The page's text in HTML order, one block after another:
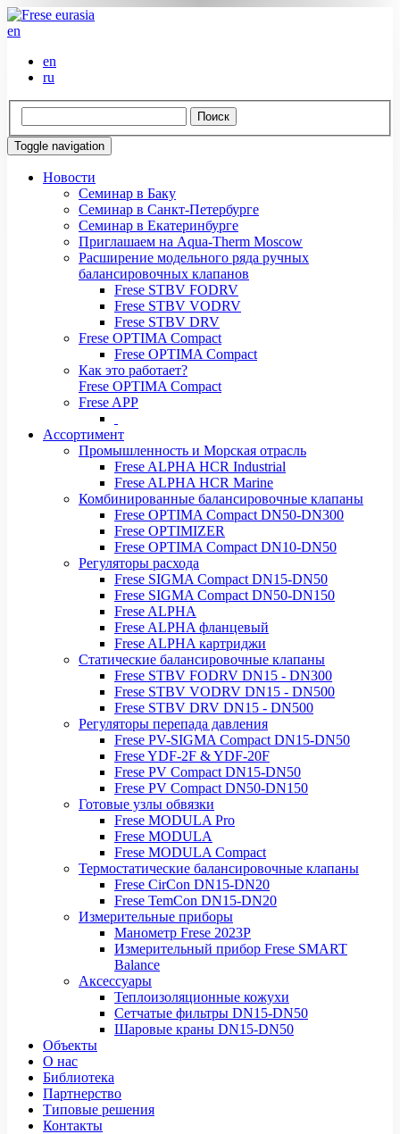
en
en
ru
Toggle navigation
Новости
Семинар в Баку
Семинар в Санкт-Петербурге
Семинар в Екатеринбурге
Приглашаем на Aqua-Therm Moscow
Расширение модельного ряда ручных
балансировочных клапанов
Frese STBV FODRV
Frese STBV VODRV
Frese STBV DRV
Frese OPTIMA Compact
Frese OPTIMA Compact
Как это работает?
Frese OPTIMA Compact
Frese APP
Ассортимент
Промышленность и Морская отрасль
Frese ALPHA HCR Industrial
Frese ALPHA HCR Marine
Комбинированные балансировочные клапаны
Frese OPTIMA Compact DN50-DN300
Frese OPTIMIZER
Frese OPTIMA Compact DN10-DN50
Регуляторы расхода
Frese SIGMA Compact DN15-DN50
Frese SIGMA Compact DN50-DN150
Frese ALPHA
Frese ALPHA фланцевый
Frese ALPHA картриджи
Статические балансировочные клапаны
Frese STBV FODRV DN15 - DN300
Frese STBV VODRV DN15 - DN500
Frese STBV DRV DN15 - DN500
Регуляторы перепада давления
Frese PV-SIGMA Compact DN15-DN50
Frese YDF-2F & YDF-20F
Frese PV Compact DN15-DN50
Frese PV Compact DN50-DN150
Готовые узлы обвязки
Frese MODULA Pro
Frese MODULA
Frese MODULA Compact
Термостатические балансировочные клапаны
Frese CirCon DN15-DN20
Frese TemCon DN15-DN20
Измерительные приборы
Манометр Frese 2023P
Измерительный прибор Frese SMART
Balance
Аксессуары
Теплоизоляционные кожухи
Сетчатые фильтры DN15-DN50
Шаровые краны DN15-DN50
Объекты
О нас
Библиотека
Партнерство
Типовые решения
Контакты